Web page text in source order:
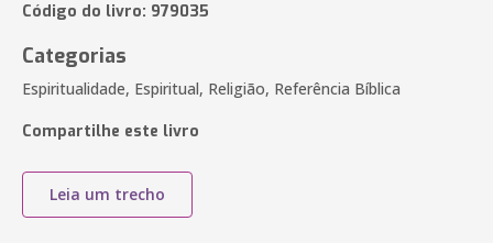
Código do livro: 979035
Categorias
Espiritualidade, Espiritual, Religião, Referência Bíblica
Compartilhe este livro
Leia um trecho